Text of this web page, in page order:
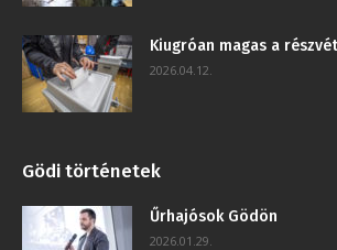
Kiugróan magas a
2026.04.12.
Gödi történetek
Űrhajósok Gödön
2026.01.29.